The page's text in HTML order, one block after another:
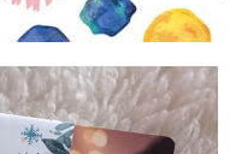
Tietopalvelun